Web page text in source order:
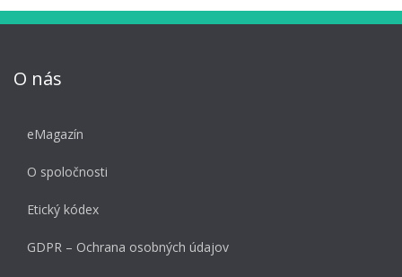
O nás
eMagazín
O spoločnosti
Etický kódex
GDPR – Ochrana osobných údajov